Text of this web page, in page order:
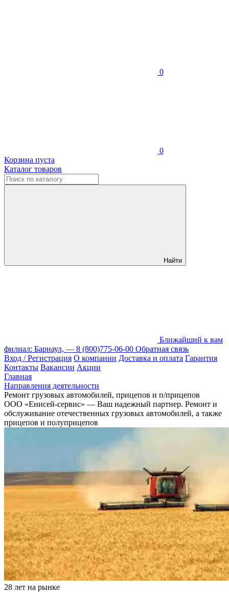
0
0
Корзина пуста
Каталог товаров
Найти
Ближайший к вам
филиал: Барнаул, — 8 (800)775-06-00 Обратная связь
Вход / Регистрация О компании Доставка и оплата Гарантия
Контакты Вакансии Акции
Главная
Направления деятельности
Ремонт грузовых автомобилей, прицепов и п/прицепов
ООО «Енисей-сервис» — Ваш надежный партнер. Ремонт и
обслуживание отечественных грузовых автомобилей, а также
прицепов и полуприцепов
28 лет на рынке